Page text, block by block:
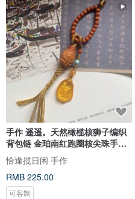
手作 遥遥。天然橄榄核狮子编织
背包链 金珀南红跑圈核尖珠手机
绳
恰逢揽日闲 手作
RMB 225.00
可客制